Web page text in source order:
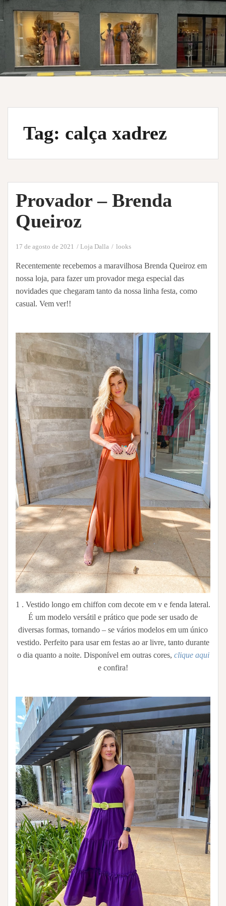
Tag: calça xadrez
Provador – Brenda
Queiroz
17 de agosto de 2021 Loja Dalla looks
Recentemente recebemos a maravilhosa Brenda Queiroz em
nossa loja, para fazer um provador mega especial das
novidades que chegaram tanto da nossa linha festa, como
casual. Vem ver!!
1 . Vestido longo em chiffon com decote em v e fenda lateral.
É um modelo versátil e prático que pode ser usado de
diversas formas, tornando – se vários modelos em um único
vestido. Perfeito para usar em festas ao ar livre, tanto durante
o dia quanto a noite. Disponível em outras cores, clique aqui
e confira!